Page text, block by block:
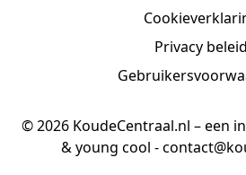
© 2026 KoudeCentraal.nl – een
& young cool -
Privacy beleid